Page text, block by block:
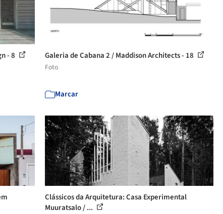
- 8 Galeria de Cabana 2 / Maddison Architects - 18
Foto
Marcar
Clássicos da Arquitetura: Casa Experimental
Muuratsalo / ...